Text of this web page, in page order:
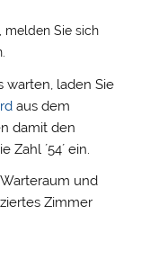
melden Sie sich
warten, laden Sie
aus dem
damit den
´54´ ein.
und
Zimmer